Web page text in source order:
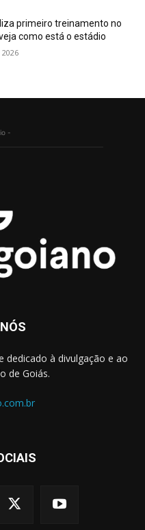
primeiro treinamento no
como está o estádio
-
dedicado à divulgação e ao
de Goiás.